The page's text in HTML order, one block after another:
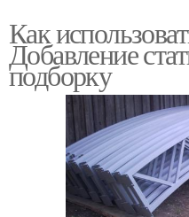
Как
Добавление
подборку